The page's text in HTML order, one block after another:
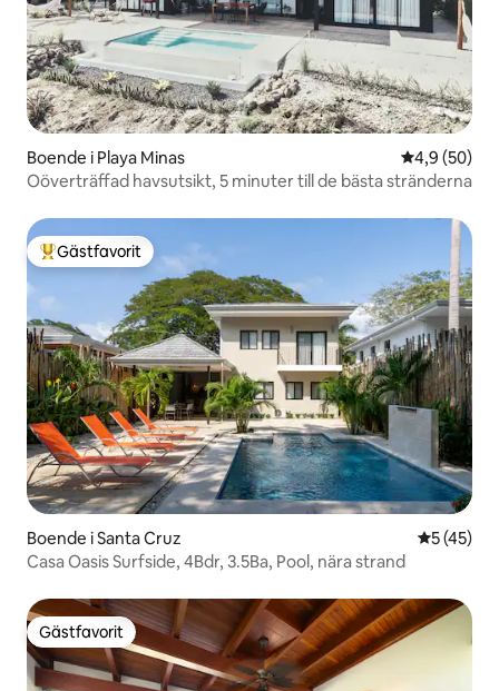
Boende i Playa Minas 4,9 av 5 i
4,9 (50)
Oöverträffad havsutsikt, 5 minuter till de bästa stränderna
Populär gästfavorit
Gästfavorit
Boende i Santa Cruz 5 av 5 i
5 (45)
Casa Oasis Surfside, 4Bdr, 3.5Ba, Pool, nära strand
Gästfavorit
Gästfavorit